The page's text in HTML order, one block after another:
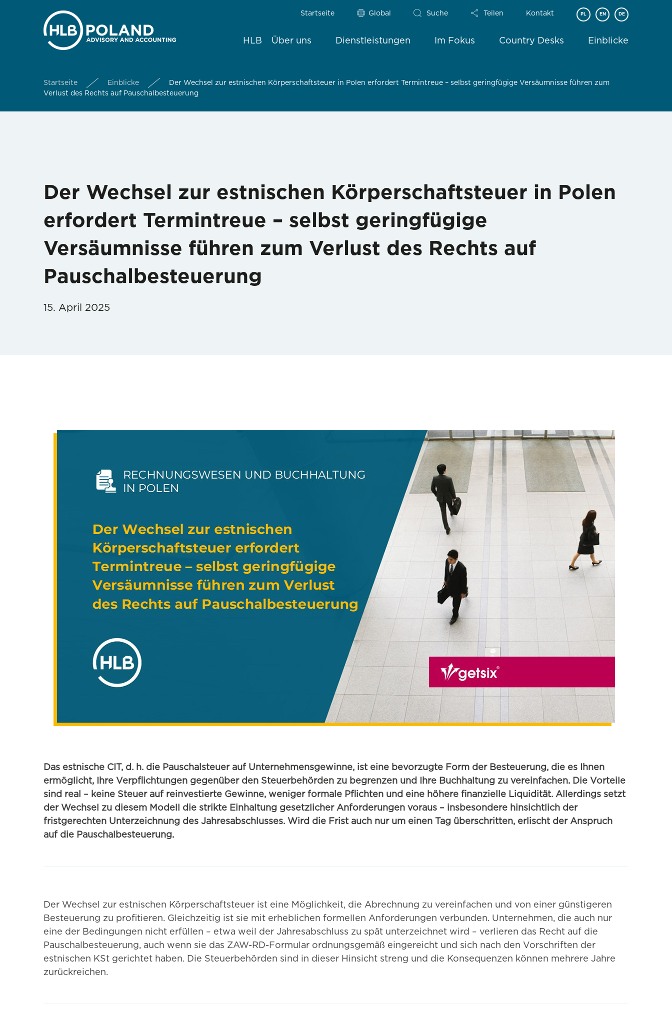
Startseite Global Suche Teilen Kontakt PL EN DE
HLB Über uns Dienstleistungen Im Fokus Country Desks Einblicke
Startseite Einblicke
Der Wechsel zur estnischen Körperschaftsteuer in Polen erfordert Termintreue – selbst geringfügige Versäumnisse führen zum
Verlust des Rechts auf Pauschalbesteuerung
Der Wechsel zur estnischen Körperschaftsteuer in Polen
erfordert Termintreue – selbst geringfügige
Versäumnisse führen zum Verlust des Rechts auf
Pauschalbesteuerung
15. April 2025
Das estnische CIT, d. h. die Pauschalsteuer auf Unternehmensgewinne, ist eine bevorzugte Form der Besteuerung, die es Ihnen
ermöglicht, Ihre Verpflichtungen gegenüber den Steuerbehörden zu begrenzen und Ihre Buchhaltung zu vereinfachen. Die Vorteile
sind real – keine Steuer auf reinvestierte Gewinne, weniger formale Pflichten und eine höhere finanzielle Liquidität. Allerdings setzt
der Wechsel zu diesem Modell die strikte Einhaltung gesetzlicher Anforderungen voraus – insbesondere hinsichtlich der
fristgerechten Unterzeichnung des Jahresabschlusses. Wird die Frist auch nur um einen Tag überschritten, erlischt der Anspruch
auf die Pauschalbesteuerung.
Der Wechsel zur estnischen Körperschaftsteuer ist eine Möglichkeit, die Abrechnung zu vereinfachen und von einer günstigeren
Besteuerung zu profitieren. Gleichzeitig ist sie mit erheblichen formellen Anforderungen verbunden. Unternehmen, die auch nur
eine der Bedingungen nicht erfüllen – etwa weil der Jahresabschluss zu spät unterzeichnet wird – verlieren das Recht auf die
Pauschalbesteuerung, auch wenn sie das ZAW-RD-Formular ordnungsgemäß eingereicht und sich nach den Vorschriften der
estnischen KSt gerichtet haben. Die Steuerbehörden sind in dieser Hinsicht streng und die Konsequenzen können mehrere Jahre
zurückreichen.